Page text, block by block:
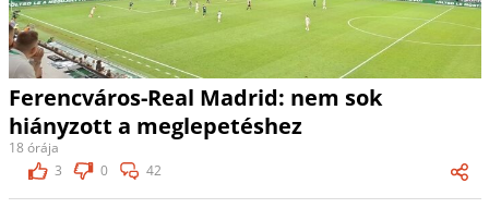
Ferencváros-Real Madrid: nem sok
hiányzott a meglepetéshez
18 órája
3
0 42